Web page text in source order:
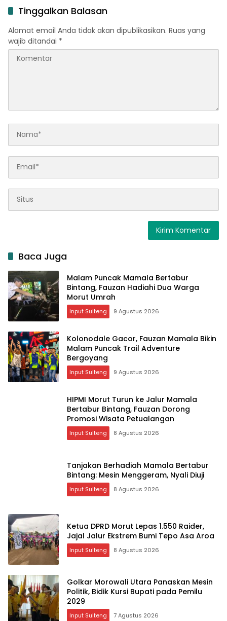
Tinggalkan Balasan
Alamat email Anda tidak akan dipublikasikan. Ruas yang
wajib ditandai *
Baca Juga
Malam Puncak Mamala Bertabur
Bintang, Fauzan Hadiahi Dua Warga
Morut Umrah
Input Sulteng 9 Agustus 2026
Kolonodale Gacor, Fauzan Mamala Bikin
Malam Puncak Trail Adventure
Bergoyang
Input Sulteng 9 Agustus 2026
HIPMI Morut Turun ke Jalur Mamala
Bertabur Bintang, Fauzan Dorong
Promosi Wisata Petualangan
Input Sulteng 8 Agustus 2026
Tanjakan Berhadiah Mamala Bertabur
Bintang: Mesin Menggeram, Nyali Diuji
Input Sulteng 8 Agustus 2026
Ketua DPRD Morut Lepas 1.550 Raider,
Jajal Jalur Ekstrem Bumi Tepo Asa Aroa
Input Sulteng 8 Agustus 2026
Golkar Morowali Utara Panaskan Mesin
Politik, Bidik Kursi Bupati pada Pemilu
2029
Input Sulteng 7 Agustus 2026